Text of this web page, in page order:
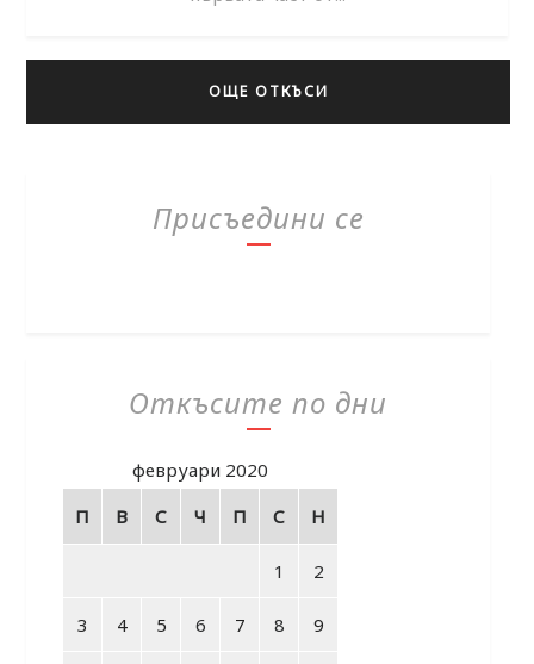
ОЩЕ ОТКЪСИ
Присъедини се
Откъсите по дни
февруари 2020
П
В С Ч П С Н
1 2
3 4 5 6 7 8 9